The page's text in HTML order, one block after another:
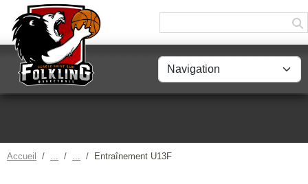
Accueil Entraînement U13F
Panneau de gestion des cookies